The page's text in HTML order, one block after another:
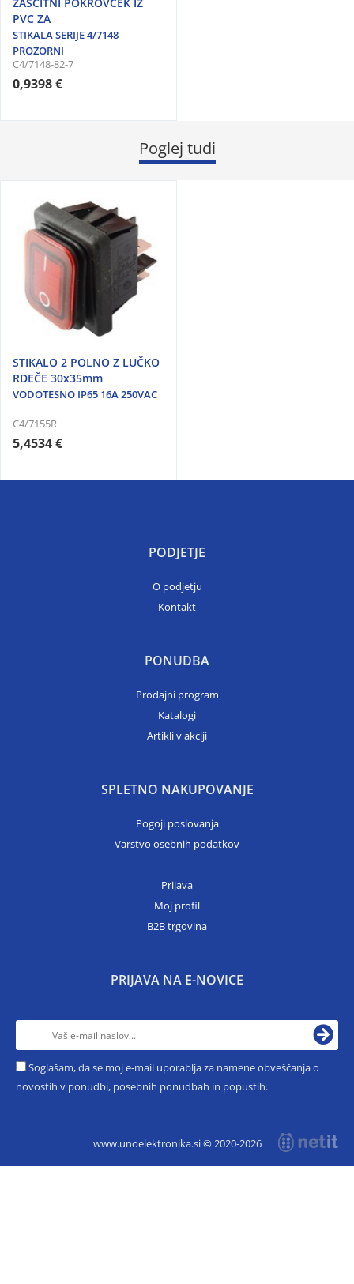
PVC ZA
STIKALA SERIJE 4/7148
PROZORNI
C4/7148-82-7
0,9398 €
Poglej tudi
STIKALO 2 POLNO Z LUČKO
RDEČE 30x35mm
VODOTESNO IP65 16A 250VAC
C4/7155R
5,4534 €
PODJETJE
O podjetju
Kontakt
PONUDBA
Prodajni program
Katalogi
Artikli v akciji
SPLETNO NAKUPOVANJE
Pogoji poslovanja
Varstvo osebnih podatkov
Prijava
Moj profil
B2B trgovina
PRIJAVA NA E-NOVICE
Soglašam, da se moj e-mail uporablja za namene obveščanja o
novostih v ponudbi, posebnih ponudbah in popustih.
www.unoelektronika.si © 2020-2026